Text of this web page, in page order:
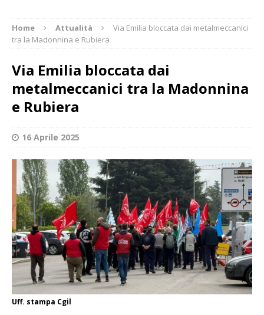
Home Attualità
Via Emilia bloccata dai metalmeccanici
tra la Madonnina e Rubiera
Via Emilia bloccata dai
metalmeccanici tra la Madonnina
e Rubiera
16 Aprile 2025
Uff. stampa Cgil